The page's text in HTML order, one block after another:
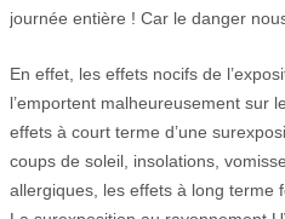
journée entière ! Car le danger
En effet, les effets nocifs de
l’emportent malheureusement sur
effets à court terme d’une
coups de soleil, insolations,
allergiques, les effets à long terme